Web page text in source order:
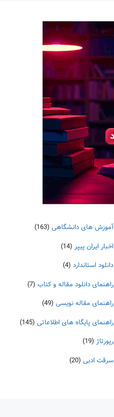
آموزش های دانشگاهی (163)
اخبار ایران پیپر (14)
دانلود استاندارد (4)
راهنمای دانلود مقاله و کتاب (7)
راهنمای مقاله نویسی (49)
راهنمای پایگاه های اطلاعاتی (145)
رپورتاژ (19)
سرقت ادبی (20)